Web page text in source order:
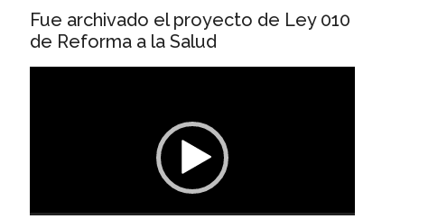
Fue archivado el proyecto de Ley 010
de Reforma a la Salud